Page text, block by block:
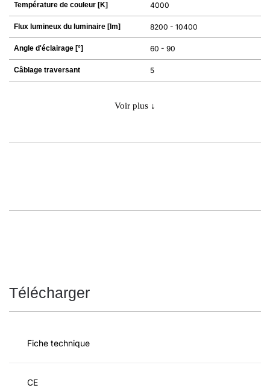
Température de couleur [K] 4000
Flux lumineux du luminaire [lm] 8200 - 10400
Angle d'éclairage [°] 60 - 90
Câblage traversant 5
Voir plus ↓
Télécharger
Fiche technique
CE